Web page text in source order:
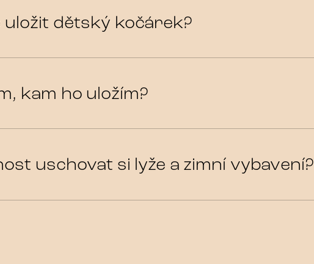
uložit dětský kočárek?
kam ho uložím?
uschovat si lyže a zimní vybavení?